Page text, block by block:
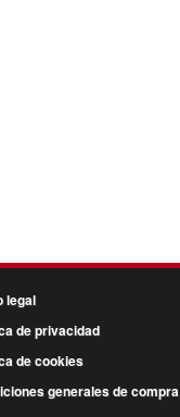
legal
de privacidad
de cookies
generales de compra